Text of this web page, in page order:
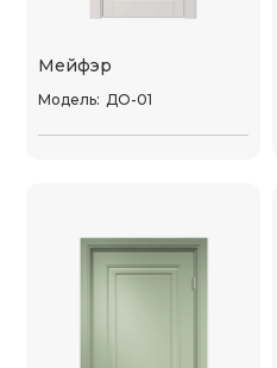
Мейфэр
Модель: ДО-01